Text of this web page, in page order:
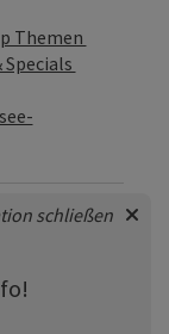
Themen
schließen